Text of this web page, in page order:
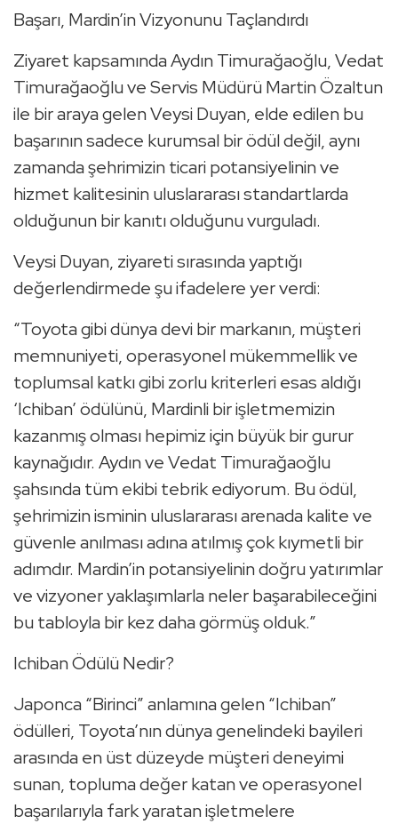
Başarı, Mardin’in Vizyonunu Taçlandırdı
Ziyaret kapsamında Aydın Timurağaoğlu, Vedat
Timurağaoğlu ve Servis Müdürü Martin Özaltun
ile bir araya gelen Veysi Duyan, elde edilen bu
başarının sadece kurumsal bir ödül değil, aynı
zamanda şehrimizin ticari potansiyelinin ve
hizmet kalitesinin uluslararası standartlarda
olduğunun bir kanıtı olduğunu vurguladı.
Veysi Duyan, ziyareti sırasında yaptığı
değerlendirmede şu ifadelere yer verdi:
“Toyota gibi dünya devi bir markanın, müşteri
memnuniyeti, operasyonel mükemmellik ve
toplumsal katkı gibi zorlu kriterleri esas aldığı
‘Ichiban’ ödülünü, Mardinli bir işletmemizin
kazanmış olması hepimiz için büyük bir gurur
kaynağıdır. Aydın ve Vedat Timurağaoğlu
şahsında tüm ekibi tebrik ediyorum. Bu ödül,
şehrimizin isminin uluslararası arenada kalite ve
güvenle anılması adına atılmış çok kıymetli bir
adımdır. Mardin’in potansiyelinin doğru yatırımlar
ve vizyoner yaklaşımlarla neler başarabileceğini
bu tabloyla bir kez daha görmüş olduk.”
Ichiban Ödülü Nedir?
Japonca “Birinci” anlamına gelen “Ichiban”
ödülleri, Toyota’nın dünya genelindeki bayileri
arasında en üst düzeyde müşteri deneyimi
sunan, topluma değer katan ve operasyonel
başarılarıyla fark yaratan işletmelere